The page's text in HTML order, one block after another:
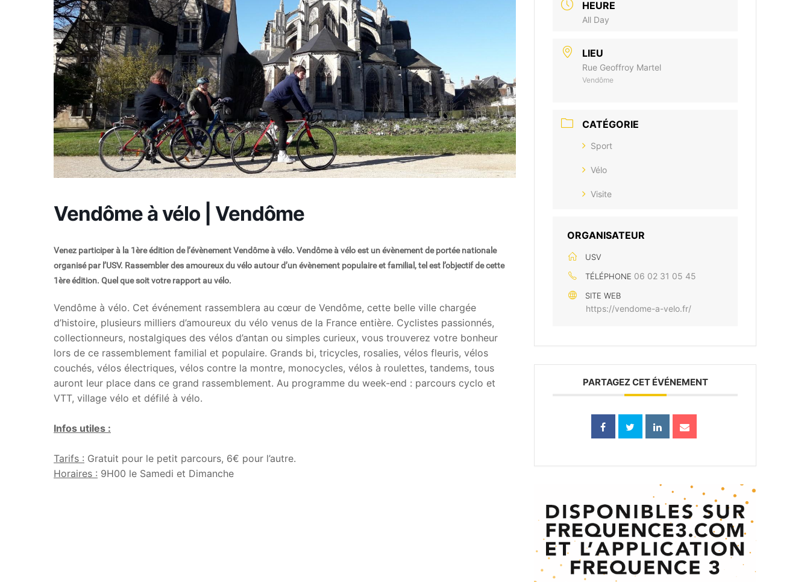
Fréquence 3 World
Vendôme à vélo | Vendôme
Venez participer à la 1ère édition de l’évènement Vendôme à vélo. Vendôme à vélo est un évènement de portée nationale
organisé par l’USV. Rassembler des amoureux du vélo autour d’un évènement populaire et familial, tel est l’objectif de cette
1ère édition. Quel que soit votre rapport au vélo.
Vendôme à vélo. Cet événement rassemblera au cœur de Vendôme, cette belle ville chargée
d’histoire, plusieurs milliers d’amoureux du vélo venus de la France entière. Cyclistes passionnés,
collectionneurs, nostalgiques des vélos d’antan ou simples curieux, vous trouverez votre bonheur
lors de ce rassemblement familial et populaire. Grands bi, tricycles, rosalies, vélos fleuris, vélos
couchés, vélos électriques, vélos contre la montre, monocycles, vélos à roulettes, tandems, tous
auront leur place dans ce grand rassemblement. Au programme du week-end : parcours cyclo et
VTT, village vélo et défilé à vélo.
Infos utiles :
Tarifs : Gratuit pour le petit parcours, 6€ pour l’autre.
Horaires : 9H00 le Samedi et Dimanche
HEURE
All Day
LIEU
Rue Geoffroy Martel
Vendôme
CATÉGORIE
Sport
Vélo
Visite
ORGANISATEUR
USV
TÉLÉPHONE 06 02 31 05 45
SITE WEB
https://vendome-a-velo.fr/
PARTAGEZ CET ÉVÉNEMENT